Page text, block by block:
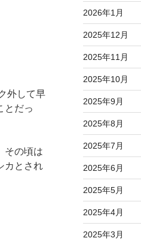
外して早
とだっ
その頃は
カとされ
2026年1月
2025年12月
2025年11月
2025年10月
2025年9月
2025年8月
2025年7月
2025年6月
2025年5月
2025年4月
2025年3月